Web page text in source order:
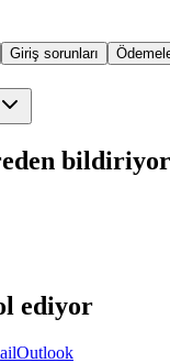
Giriş sorunları
ediyor
Outlook